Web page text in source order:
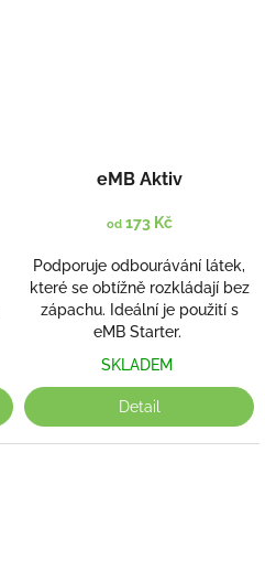
eMB Aktiv
od173 Kč
Podporuje odbourávání látek,
které se obtížně rozkládají bez
zápachu. Ideální je použití s
eMB Starter.
SKLADEM
Detail